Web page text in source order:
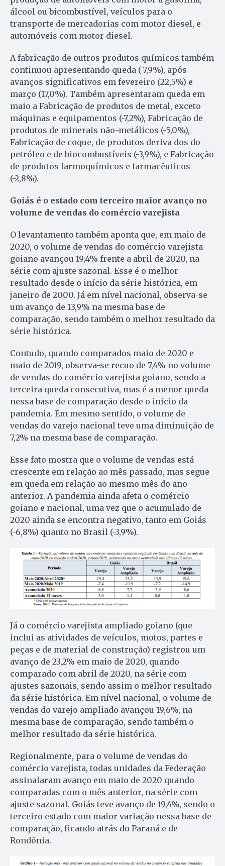
álcool ou bicombustível, veículos para o
transporte de mercadorias com motor diesel, e
automóveis com motor diesel.
A fabricação de outros produtos químicos também
continuou apresentando queda (-7,9%), após
avanços significativos em fevereiro (22,5%) e
março (17,0%). Também apresentaram queda em
maio a Fabricação de produtos de metal, exceto
máquinas e equipamentos (-7,2%), Fabricação de
produtos de minerais não-metálicos (-5,0%),
Fabricação de coque, de produtos deriva dos do
petróleo e de biocombustíveis (-3,9%), e Fabricação
de produtos farmoquímicos e farmacêuticos
(-2,8%).
Goiás é o estado com terceiro maior avanço no
volume de vendas do comércio varejista
O levantamento também aponta que, em maio de
2020, o volume de vendas do comércio varejista
goiano avançou 19,4% frente a abril de 2020, na
série com ajuste sazonal. Esse é o melhor
resultado desde o início da série histórica, em
janeiro de 2000. Já em nível nacional, observa-se
um avanço de 13,9% na mesma base de
comparação, sendo também o melhor resultado da
série histórica.
Contudo, quando comparados maio de 2020 e
maio de 2019, observa-se recuo de 7,4% no volume
de vendas do comércio varejista goiano, sendo a
terceira queda consecutiva, mas é a menor queda
nessa base de comparação desde o início da
pandemia. Em mesmo sentido, o volume de
vendas do varejo nacional teve uma diminuição de
7,2% na mesma base de comparação.
Esse fato mostra que o volume de vendas está
crescente em relação ao mês passado, mas segue
em queda em relação ao mesmo mês do ano
anterior. A pandemia ainda afeta o comércio
goiano e nacional, uma vez que o acumulado de
2020 ainda se encontra negativo, tanto em Goiás
(-6,8%) quanto no Brasil (-3,9%).
Já o comércio varejista ampliado goiano (que
inclui as atividades de veículos, motos, partes e
peças e de material de construção) registrou um
avanço de 23,2% em maio de 2020, quando
comparado com abril de 2020, na série com
ajustes sazonais, sendo assim o melhor resultado
da série histórica. Em nível nacional, o volume de
vendas do varejo ampliado avançou 19,6%, na
mesma base de comparação, sendo também o
melhor resultado da série histórica.
Regionalmente, para o volume de vendas do
comércio varejista, todas unidades da Federação
assinalaram avanço em maio de 2020 quando
comparadas com o mês anterior, na série com
ajuste sazonal. Goiás teve avanço de 19,4%, sendo o
terceiro estado com maior variação nessa base de
comparação, ficando atrás do Paraná e de
Rondônia.